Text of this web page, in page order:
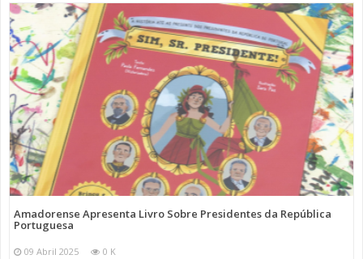
Amadorense Apresenta Livro Sobre Presidentes da República
Portuguesa
09 Abril 2025 0 K